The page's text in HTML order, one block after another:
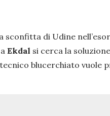
sconfitta di Udine
a Ekdal si cerca la
blucerchiato vuole